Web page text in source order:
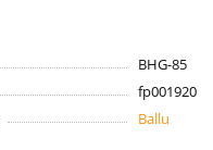
BHG-85
fp001920
Ballu